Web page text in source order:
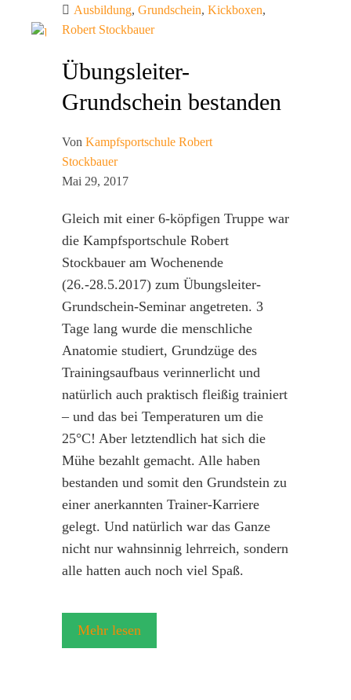
Ausbildung, Grundschein, Kickboxen,
Robert Stockbauer
Übungsleiter-
Grundschein bestanden
Von Kampfsportschule Robert
Stockbauer
Mai 29, 2017
Gleich mit einer 6-köpfigen Truppe war
die Kampfsportschule Robert
Stockbauer am Wochenende
(26.-28.5.2017) zum Übungsleiter-
Grundschein-Seminar angetreten. 3
Tage lang wurde die menschliche
Anatomie studiert, Grundzüge des
Trainingsaufbaus verinnerlicht und
natürlich auch praktisch fleißig trainiert
– und das bei Temperaturen um die
25°C! Aber letztendlich hat sich die
Mühe bezahlt gemacht. Alle haben
bestanden und somit den Grundstein zu
einer anerkannten Trainer-Karriere
gelegt. Und natürlich war das Ganze
nicht nur wahnsinnig lehrreich, sondern
alle hatten auch noch viel Spaß.
Mehr lesen